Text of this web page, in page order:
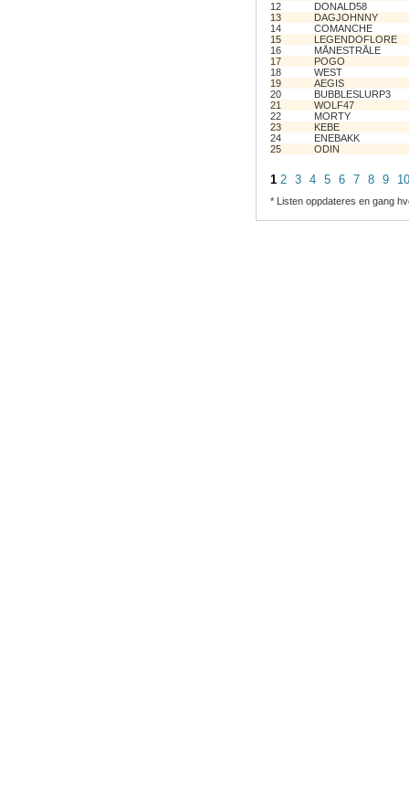
12
DONALD58
13
DAGJOHNNY
14
COMANCHE
15
LEGENDOFLORE
16
MÅNESTRÅLE
17
POGO
18
WEST
19
AEGIS
20
BUBBLESLURP3
21
WOLF47
22
MORTY
23
KEBE
24
ENEBAKK
25
ODIN
1 2 3 4 5 6 7 8 9 10
* Listen oppdateres en gang